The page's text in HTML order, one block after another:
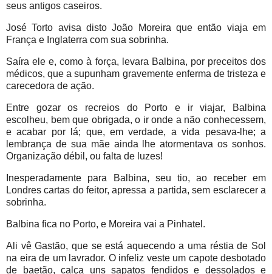
seus antigos caseiros.
José Torto avisa disto João Moreira que então viaja em
França e Inglaterra com sua sobrinha.
Saíra ele e, como à força, levara Balbina, por preceitos dos
médicos, que a supunham gravemente enferma de tristeza e
carecedora de ação.
Entre gozar os recreios do Porto e ir viajar, Balbina
escolheu, bem que obrigada, o ir onde a não conhecessem,
e acabar por lá; que, em verdade, a vida pesava-lhe; a
lembrança de sua mãe ainda lhe atormentava os sonhos.
Organização débil, ou falta de luzes!
Inesperadamente para Balbina, seu tio, ao receber em
Londres cartas do feitor, apressa a partida, sem esclarecer a
sobrinha.
Balbina fica no Porto, e Moreira vai a Pinhatel.
Ali vê Gastão, que se está aquecendo a uma réstia de Sol
na eira de um lavrador. O infeliz veste um capote desbotado
de baetão, calça uns sapatos fendidos e dessolados e